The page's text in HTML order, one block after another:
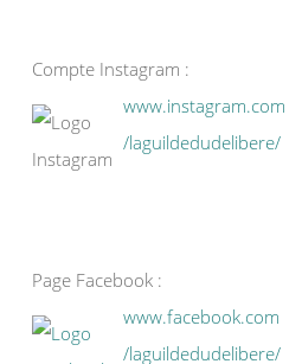
Compte Instagram :
www.instagram.com
/laguildedudelibere/
Page Facebook :
www.facebook.com
/laguildedudelibere/